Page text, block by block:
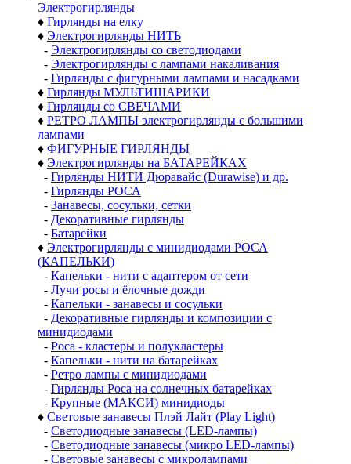
Электро­гирлянды
♦ Гирлянды на елку
♦ Электрогирлянды НИТЬ
- Электрогирлянды со светодиодами
- Электрогирлянды с лампами накаливания
- Гирлянды с фигурными лампами и насадками
♦ Гирлянды МУЛЬТИШАРИКИ
♦ Гирлянды со СВЕЧАМИ
♦ РЕТРО ЛАМПЫ электрогирлянды с большими
лампами
♦ ФИГУРНЫЕ ГИРЛЯНДЫ
♦ Электрогирлянды на БАТАРЕЙКАХ
- Гирлянды НИТИ Дюравайс (Durawise) и др.
- Гирлянды РОСА
- Занавесы, сосульки, сетки
- Декоративные гирлянды
- Батарейки
♦ Электрогирлянды с минидиодами РОСА
(КАПЕЛЬКИ)
- Капельки - нити с адаптером от сети
- Лучи росы и ёлочные дожди
- Капельки - занавесы и сосульки
- Декоративные гирлянды и композиции с
минидиодами
- Роса - кластеры и полукластеры
- Капельки - нити на батарейках
- Ретро лампы с минидиодами
- Гирлянды Роса на солнечных батарейках
- Крупные (МАКСИ) минидиоды
♦ Световые занавесы Плэй Лайт (Play Light)
- Светодиодные занавесы (LED-лампы)
- Светодиодные занавесы (микро LED-лампы)
- Световые занавесы с микролампами